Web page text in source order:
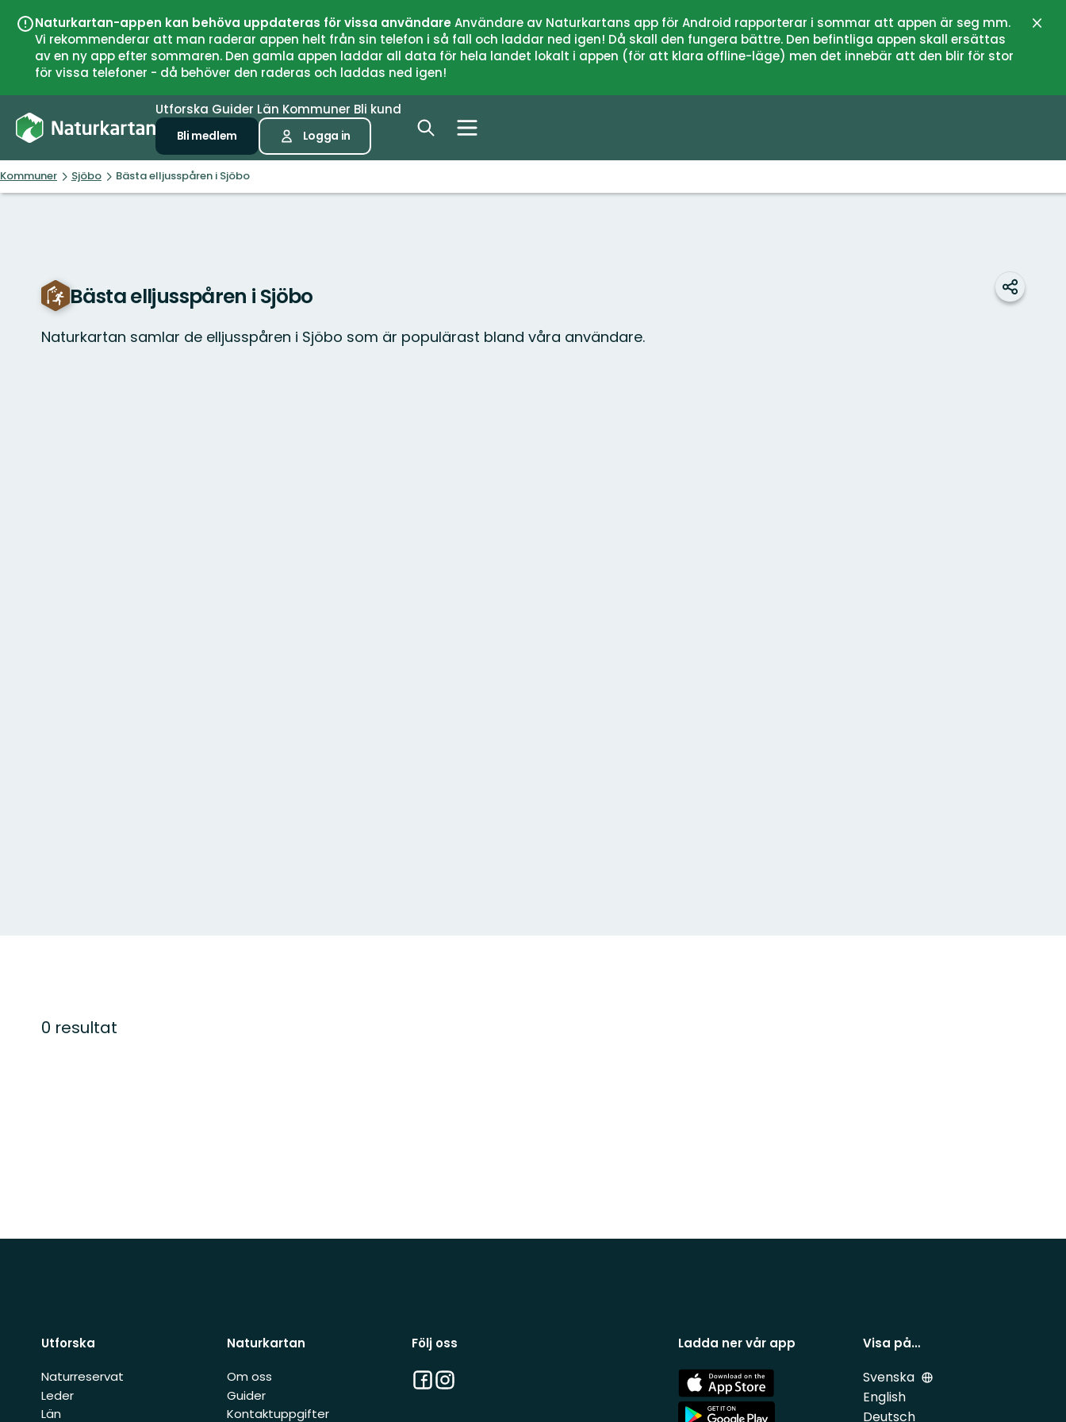
Naturkartan-appen kan behöva uppdateras för vissa användareAnvändare av Naturkartans app för Android rapporterar i sommar att appen är seg mm.
Vi rekommenderar att man raderar appen helt från sin telefon i så fall och laddar ned igen! Då skall den fungera bättre. Den befintliga appen skall ersättas
av en ny app efter sommaren. Den gamla appen laddar all data för hela landet lokalt i appen (för att klara offline-läge) men det innebär att den blir för stor
för vissa telefoner - då behöver den raderas och laddas ned igen!
Utforska Guider Län Kommuner Bli kund
Bli medlem Logga in
Kommuner Sjöbo Bästa elljusspåren i Sjöbo
Bästa elljusspåren i Sjöbo
Naturkartan samlar de elljusspåren i Sjöbo som är populärast bland våra användare.
Dela
0 resultat
Utforska
Naturreservat
Leder
Län
Naturkartan
Om oss
Guider
Kontaktuppgifter
Följ oss
Facebook
Instagram
Ladda ner vår app
App
Store
App
Visa på…
Svenska
English
Deutsch